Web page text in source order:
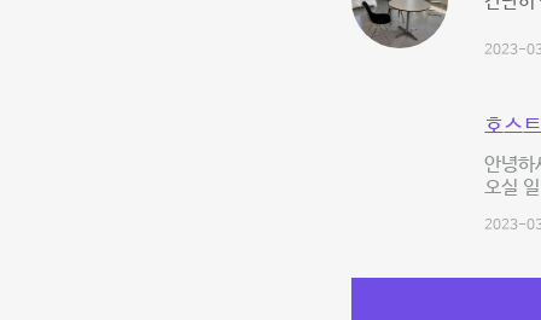
2023-
호스
안녕하
오실
2023-